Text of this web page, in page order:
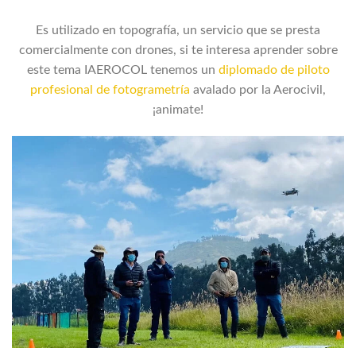
Es utilizado en topografía, un servicio que se presta
comercialmente con drones, si te interesa aprender sobre
este tema IAEROCOL tenemos un diplomado de piloto
profesional de fotogrametría avalado por la Aerocivil,
¡animate!